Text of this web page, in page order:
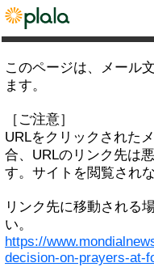
このページは、メール
ます。
［ご注意］
URLをクリックされた
合、URLのリンク先は
す。サイトを閲覧され
リンク先に移動される
い。
https://
decision-on-prayers-at-